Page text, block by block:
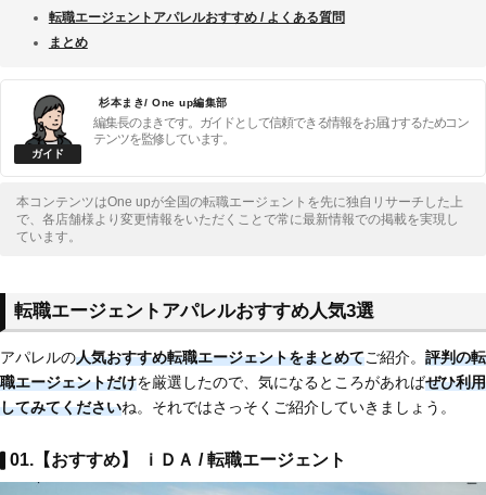
転職エージェントアパレルおすすめ / よくある質問
まとめ
杉本まき/ One up編集部
編集長のまきです。ガイドとして信頼できる情報をお届けするためコン
テンツを監修しています。
本コンテンツはOne upが全国の転職エージェントを先に独自リサーチした上
で、各店舗様より変更情報をいただくことで常に最新情報での掲載を実現し
ています。
転職エージェントアパレルおすすめ人気3選
アパレルの人気おすすめ転職エージェントをまとめてご紹介。 評判の転
職エージェントだけを厳選したので、気になるところがあればぜひ利用
してみてくださいね。それではさっそくご紹介していきましょう。
01.【おすすめ】 ｉＤＡ / 転職エージェント